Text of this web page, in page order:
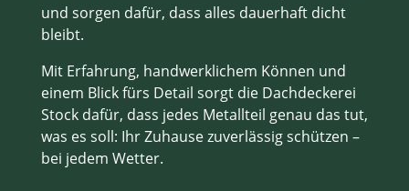
und sorgen dafür, dass alles dauerhaft dicht
bleibt.
Mit Erfahrung, handwerklichem Können und
einem Blick fürs Detail sorgt die Dachdeckerei
Stock dafür, dass jedes Metallteil genau das tut,
was es soll: Ihr Zuhause zuverlässig schützen –
bei jedem Wetter.